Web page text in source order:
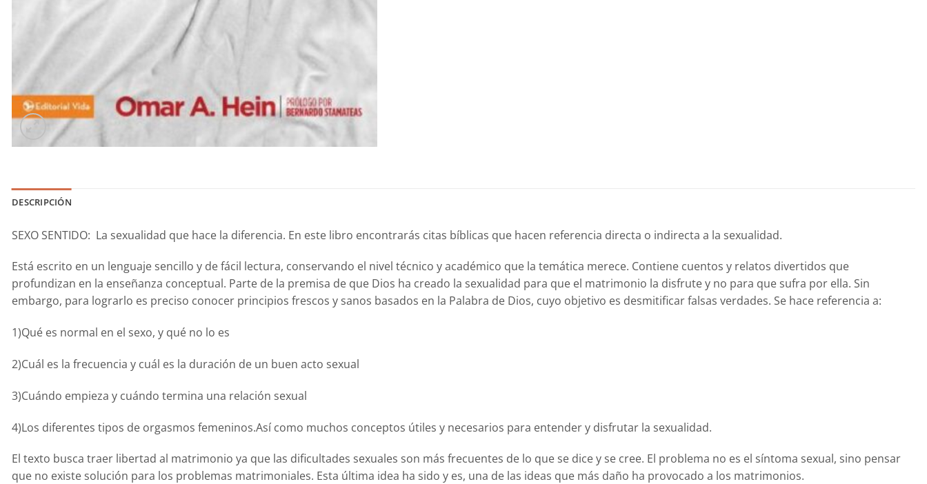
DESCRIPCIÓN
SEXO SENTIDO: La sexualidad que hace la diferencia. En este libro encontrarás citas bíblicas que hacen referencia directa o indirecta a la sexualidad.
Está escrito en un lenguaje sencillo y de fácil lectura, conservando el nivel técnico y académico que la temática merece. Contiene cuentos y relatos divertidos que
profundizan en la enseñanza conceptual. Parte de la premisa de que Dios ha creado la sexualidad para que el matrimonio la disfrute y no para que sufra por ella. Sin
embargo, para lograrlo es preciso conocer principios frescos y sanos basados en la Palabra de Dios, cuyo objetivo es desmitificar falsas verdades. Se hace referencia a:
1)Qué es normal en el sexo, y qué no lo es
2)Cuál es la frecuencia y cuál es la duración de un buen acto sexual
3)Cuándo empieza y cuándo termina una relación sexual
4)Los diferentes tipos de orgasmos femeninos.Así como muchos conceptos útiles y necesarios para entender y disfrutar la sexualidad.
El texto busca traer libertad al matrimonio ya que las dificultades sexuales son más frecuentes de lo que se dice y se cree. El problema no es el síntoma sexual, sino pensar
que no existe solución para los problemas matrimoniales. Esta última idea ha sido y es, una de las ideas que más daño ha provocado a los matrimonios.